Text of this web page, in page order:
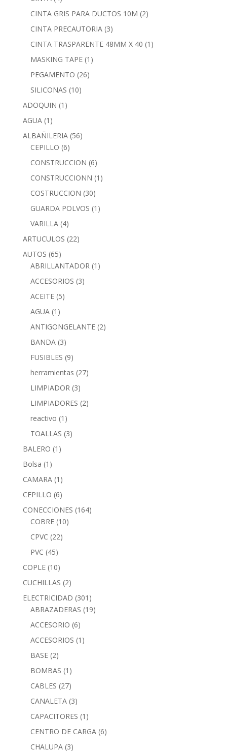
CINTA GRIS PARA DUCTOS 10M (2)
CINTA PRECAUTORIA (3)
CINTA TRASPARENTE 48MM X 40 (1)
MASKING TAPE (1)
PEGAMENTO (26)
SILICONAS (10)
ADOQUIN (1)
AGUA (1)
ALBAÑILERIA (56)
CEPILLO (6)
CONSTRUCCION (6)
CONSTRUCCIONN (1)
COSTRUCCION (30)
GUARDA POLVOS (1)
VARILLA (4)
ARTUCULOS (22)
AUTOS (65)
ABRILLANTADOR (1)
ACCESORIOS (3)
ACEITE (5)
AGUA (1)
ANTIGONGELANTE (2)
BANDA (3)
FUSIBLES (9)
herramientas (27)
LIMPIADOR (3)
LIMPIADORES (2)
reactivo (1)
TOALLAS (3)
BALERO (1)
Bolsa (1)
CAMARA (1)
CEPILLO (6)
CONECCIONES (164)
COBRE (10)
CPVC (22)
PVC (45)
COPLE (10)
CUCHILLAS (2)
ELECTRICIDAD (301)
ABRAZADERAS (19)
ACCESORIO (6)
ACCESORIOS (1)
BASE (2)
BOMBAS (1)
CABLES (27)
CANALETA (3)
CAPACITORES (1)
CENTRO DE CARGA (6)
CHALUPA (3)